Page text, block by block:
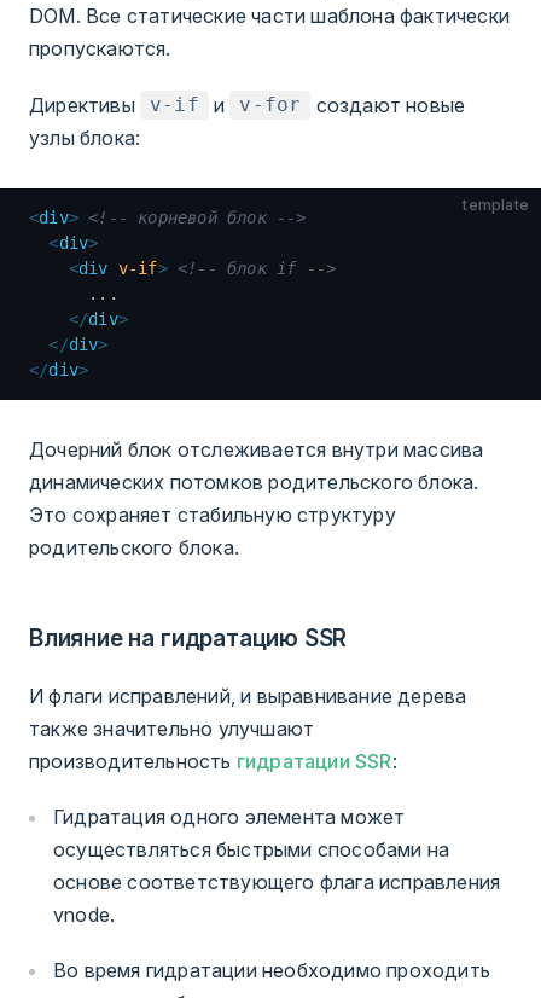
DOM. Все статические части шаблона фактически
пропускаются.
Директивы v-if и v-for
создают новые
узлы блока:
template
<div> <!-- корневой блок -->
  <
div>
    <
div v-if> <!-- блок if -->
      ...
    </
div>
  </
div>
</div>
Дочерний блок отслеживается внутри массива
динамических потомков родительского блока.
Это сохраняет стабильную структуру
родительского блока.
Влияние на гидратацию SSR
И флаги исправлений, и выравнивание дерева
также значительно улучшают
производительность гидратации SSR:
Гидратация одного элемента может
осуществляться быстрыми способами на
основе соответствующего флага исправления
vnode.
Во время гидратации необходимо проходить